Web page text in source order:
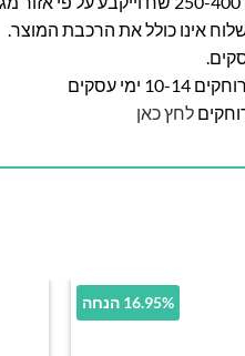
אינו כולל את הרכבת המוצר.
ימי עסקים
לחץ כאן
16.95% הנחה